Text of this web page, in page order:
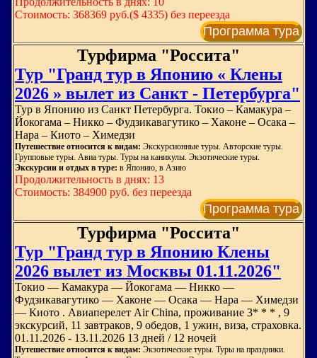
Стоимость: 368369 руб.($ 4335) без переезда
Программа тура
Турфирма "Россита"
Тур "Гранд тур в Японию « Клены
2026 » вылет из Санкт - Петербурга"
Тур в Японию из Санкт Петербурга. Токио – Камакура –
Йокогама – Никко – Фудзикавагутико – Хаконе – Осака –
Нара – Киото – Химедзи
Путешествие относится к видам: Экскурсионные туры. Авторские туры.
Групповые туры. Авиа туры. Туры на каникулы. Экзотические туры.
Экскурсии и отдых в туре: в Японию, в Азию
Продолжительность в днях: 13
Стоимость: 384900 руб. без переезда
Программа тура
Турфирма "Россита"
Тур "Гранд тур в Японию Клены
2026 вылет из Москвы 01.11.2026"
Токио — Камакура — Йокогама — Никко —
Фудзикавагутико — Хаконе — Осака — Нара — Химедзи
— Киото . Авиаперелет Air China, проживание 3* * * , 9
экскурсий, 11 завтраков, 9 обедов, 1 ужин, виза, страховка.
01.11.2026 - 13.11.2026 13 дней / 12 ночей
Путешествие относится к видам: Экзотические туры. Туры на праздники.